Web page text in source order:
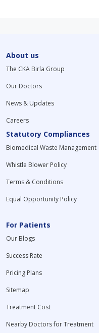
About us
The CKA Birla Group
Our Doctors
News & Updates
Careers
Statutory Compliances
Biomedical Waste Management
Whistle Blower Policy
Terms & Conditions
Equal Opportunity Policy
For Patients
Our Blogs
Success Rate
Pricing Plans
Sitemap
Treatment Cost
Nearby Doctors for Treatment